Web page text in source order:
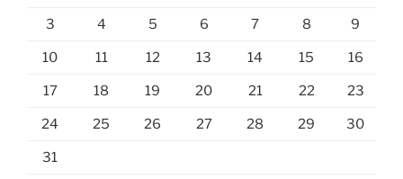
3 4 5 6 7 8 9
10 11 12 13 14 15 16
17 18 19 20 21 22 23
24 25 26 27 28 29 30
31